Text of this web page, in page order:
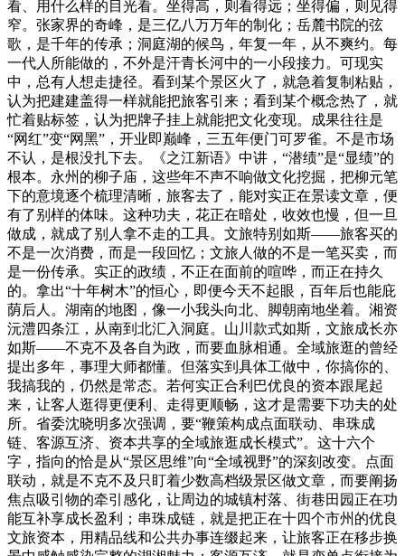
看、用什么样的目光看。坐得高，则看得远；坐得偏，则见得
窄。张家界的奇峰，是三亿八万万年的制化；岳麓书院的弦
歌，是千年的传承；洞庭湖的候鸟，年复一年，从不爽约。每
一代人所能做的，不外是汗青长河中的一小段接力。可现实
中，总有人想走捷径。看到某个景区火了，就急着复制粘贴，
认为把建建盖得一样就能把旅客引来；看到某个概念热了，就
忙着贴标签，认为把牌子挂上就能把文化变现。成果往往是
“网红”变“网黑”，开业即巅峰，三五年便门可罗雀。不是市场
不认，是根没扎下去。《之江新语》中讲，“潜绩”是“显绩”的
根本。永州的柳子庙，这些年不声不响做文化挖掘，把柳元笔
下的意境逐个梳理清晰，旅客去了，能对实正在景读文章，便
有了别样的体味。这种功夫，花正在暗处，收效也慢，但一旦
做成，就成了别人拿不走的工具。文旅特别如斯——旅客买的
不是一次消费，而是一段回忆；文旅人做的不是一笔买卖，而
是一份传承。实正的政绩，不正在面前的喧哗，而正在持久
的。拿出“十年树木”的恒心，即便今天不起眼，百年后也能庇
荫后人。湖南的地图，像一小我头向北、脚朝南地坐着。湘资
沅澧四条江，从南到北汇入洞庭。山川款式如斯，文旅成长亦
如斯——不克不及各自为政，而要血脉相通。全域旅逛的曾经
提出多年，事理大师都懂。但落实到具体工做中，你搞你的、
我搞我的，仍然是常态。若何实正合利巴优良的资本跟尾起
来，让客人逛得更便利、走得更顺畅，这才是需要下功夫的处
所。省委沈晓明多次强调，要“鞭策构成点面联动、串珠成
链、客源互济、资本共享的全域旅逛成长模式”。这十六个
字，指向的恰是从“景区思维”向“全域视野”的深刻改变。点面
联动，就是不克不及只盯着少数高档级景区做文章，而要阐扬
焦点吸引物的牵引感化，让周边的城镇村落、街巷田园正在功
能互补享成长盈利；串珠成链，就是把正在十四个市州的优良
文旅资本，用精品线和公共办事连缀起来，让旅客正在移步换